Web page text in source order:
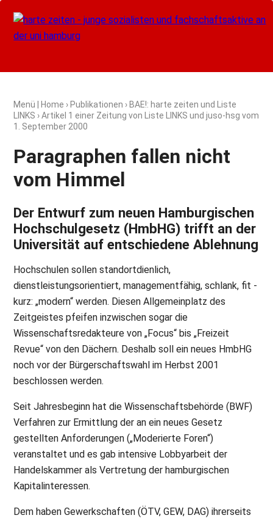
Menü Home › Publikationen › BAE!: harte zeiten und Liste
LINKS › Artikel 1 einer Zeitung von Liste LINKS und juso-hsg vom
1. September 2000
Paragraphen fallen nicht
vom Himmel
Der Entwurf zum neuen Hamburgischen
Hochschulgesetz (HmbHG) trifft an der
Universität auf entschiedene Ablehnung
Hochschulen sollen standortdienlich,
dienstleistungsorientiert, managementfähig, schlank, fit -
kurz: „modern“ werden. Diesen Allgemeinplatz des
Zeitgeistes pfeifen inzwischen sogar die
Wissenschaftsredakteure von „Focus“ bis „Freizeit
Revue“ von den Dächern. Deshalb soll ein neues HmbHG
noch vor der Bürgerschaftswahl im Herbst 2001
beschlossen werden.
Seit Jahresbeginn hat die Wissenschaftsbehörde (BWF)
Verfahren zur Ermittlung der an ein neues Gesetz
gestellten Anforderungen („Moderierte Foren“)
veranstaltet und es gab intensive Lobbyarbeit der
Handelskammer als Vertretung der hamburgischen
Kapitalinteressen.
Dem haben Gewerkschaften (ÖTV, GEW, DAG) ihrerseits